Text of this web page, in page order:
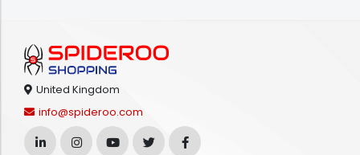
United Kingdom
info@spideroo.com